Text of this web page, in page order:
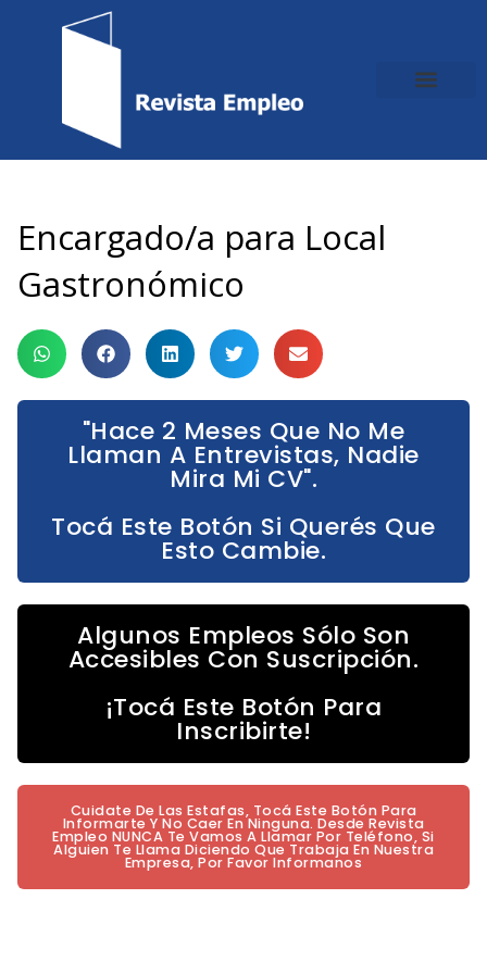
Encargado/a para Local
Gastronómico
"Hace 2 Meses Que No Me
Llaman A Entrevistas, Nadie
Mira Mi CV".
Tocá Este Botón Si Querés Que
Esto Cambie.
Algunos Empleos Sólo Son
Accesibles Con Suscripción.
¡Tocá Este Botón Para
Inscribirte!
Cuidate De Las Estafas, Tocá Este Botón Para
Informarte Y No Caer En Ninguna. Desde Revista
Empleo NUNCA Te Vamos A Llamar Por Teléfono, Si
Alguien Te Llama Diciendo Que Trabaja En Nuestra
Empresa, Por Favor Informanos